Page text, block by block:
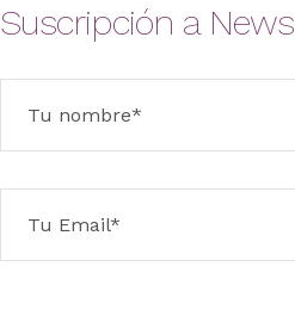
Suscripción a News